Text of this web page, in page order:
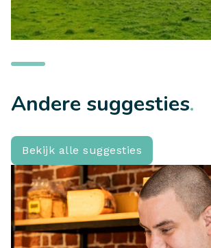
TE ZIEN
LEES MEER
Andere suggesties.
Bekijk alle suggesties